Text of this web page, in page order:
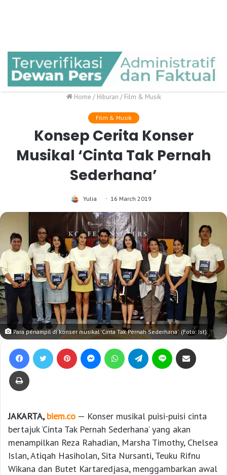
Home / Hiburan / Film & Musik
Film & Musik
Konsep Cerita Konser
Musikal ‘Cinta Tak Pernah
Sederhana’
Yulia 16 March 2019
Para penampil di konser musikal 'Cinta Tak Pernah Sederhana'. (Foto: Ist).
JAKARTA,biem.co — Konser musikal puisi-puisi cinta
bertajuk ‘Cinta Tak Pernah Sederhana’ yang akan
menampilkan Reza Rahadian, Marsha Timothy, Chelsea
Islan, Atiqah Hasiholan, Sita Nursanti, Teuku Rifnu
Wikana dan Butet Kartaredjasa, menggambarkan awal